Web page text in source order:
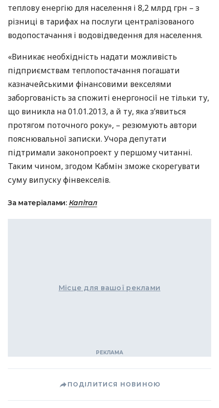
теплову енергію для населення і 8,2 млрд грн – з
різниці в тарифах на послуги централізованого
водопостачання і водовідведення для населення.
«Виникає необхідність надати можливість
підприємствам теплопостачання погашати
казначейськими фінансовими векселями
заборгованість за спожиті енергоносії не тільки ту,
що виникла на 01.01.2013, а й ту, яка з’явиться
протягом поточного року», – резюмують автори
пояснювальної записки. Учора депутати
підтримали законопроект у першому читанні.
Таким чином, згодом Кабмін зможе скорегувати
суму випуску фінвекселів.
За матеріалами: Капітал
Місце для вашої реклами
ПОДІЛИТИСЯ НОВИНОЮ